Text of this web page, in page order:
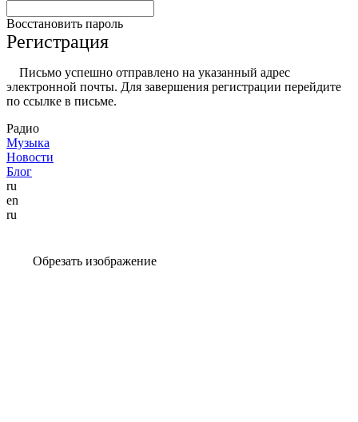
Восстановить пароль
Регистрация
Письмо успешно отправлено на указанный адрес
электронной почты. Для завершения регистрации перейдите
по ссылке в письме.
Радио
Музыка
Новости
Блог
ru
en
ru
Обрезать изображение